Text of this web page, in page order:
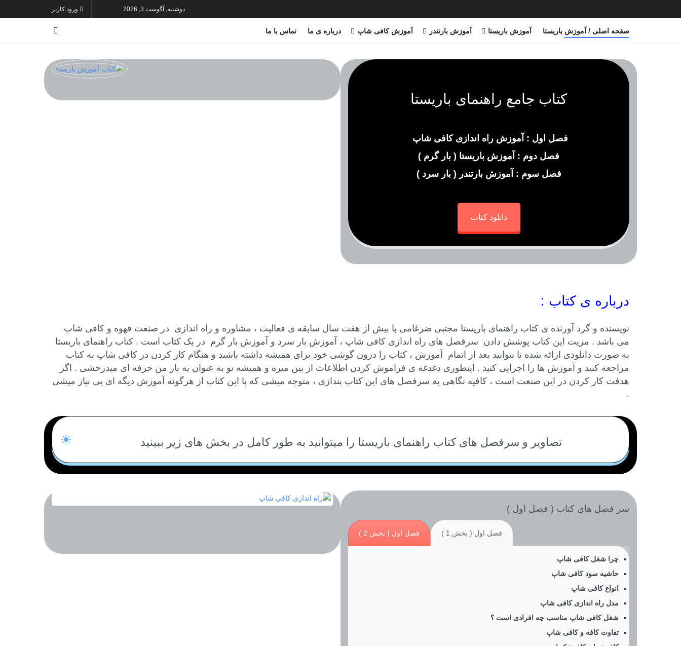
دوشنبه, آگوست 3, 2026 ورود کاربر
صفحه اصلی / آموزش باریستا آموزش باریستا آموزش بارتندر آموزش کافی شاپ درباره ی ما تماس با ما
کتاب جامع راهنمای باریستا
فصل اول : آموزش راه اندازی کافی شاپ
فصل دوم : آموزش باریستا ( بار گرم )
فصل سوم : آموزش بارتندر ( بار سرد )
دانلود کتاب
درباره ی کتاب :
نویسنده و گرد آورنده ی کتاب راهنمای باریستا مجتبی ضرغامی با بیش از هفت سال سابقه ی فعالیت ، مشاوره و راه اندازی در صنعت قهوه و کافی شاپ
می باشد . مزیت این کتاب پوشش دادن سرفصل های راه اندازی کافی شاپ ، آموزش بار سرد و آموزش بار گرم در یک کتاب است . کتاب راهنمای باریستا
به صورت دانلودی ارائه شده تا بتوانید بعد از اتمام آموزش ، کتاب را درون گوشی خود برای همیشه داشته باشید و هنگام کار کردن در کافی شاپ به کتاب
مراجعه کنید و آموزش ها را اجرایی کنید . اینطوری دغدغه ی فراموش کردن اطلاعات از بین میره و همیشه تو به عنوان یه بار من حرفه ای میدرخشی . اگر
هدفت کار کردن در این صنعت است ، کافیه نگاهی به سرفصل های این کتاب بندازی ، متوجه میشی که با این کتاب از هرگونه آموزش دیگه ای بی نیاز میشی
.
تصاویر و سرفصل های کتاب راهنمای باریستا را میتوانید به طور کامل در بخش های زیر ببینید
سر فصل های کتاب ( فصل اول )
فصل اول ( بخش 1 ) فصل اول ( بخش 2 )
چرا شغل کافی شاپ
حاشیه سود کافی شاپ
انواع کافی شاپ
مدل راه اندازی کافی شاپ
شغل کافی شاپ مناسب چه افرادی است ؟
تفاوت کافه و کافی شاپ